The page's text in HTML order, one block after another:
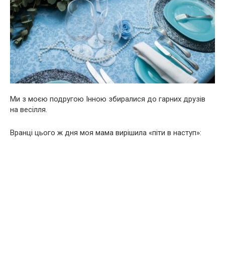
Ми з моєю подругою Інною збиралися до гарних друзів
на весілля.
Вранці цього ж дня моя мама вирішила «піти в наступ»: